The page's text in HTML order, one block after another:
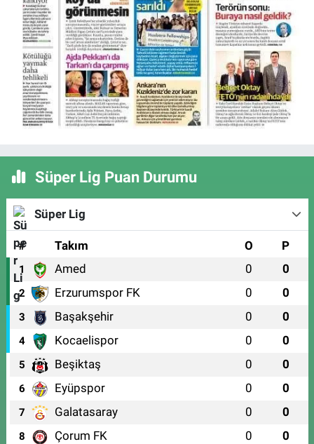
Süper Lig Puan Durumu
Süper Lig
# Takım O P
1 Amed 0 0
2 Erzurumspor FK 0 0
3 Başakşehir 0 0
4 Kocaelispor 0 0
5 Beşiktaş 0 0
6 Eyüpspor 0 0
7 Galatasaray 0 0
8 Çorum FK 0 0